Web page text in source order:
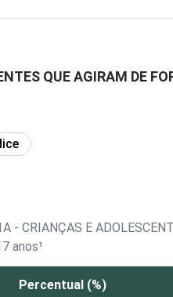
QUE AGIRAM DE
- CRIANÇAS E
anos¹
Percentual (%)